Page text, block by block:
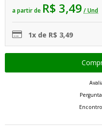
a partir de R$ 3,49 / Und
1x de R$ 3,49